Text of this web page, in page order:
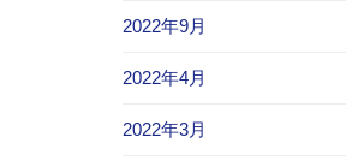
2022年9月
2022年4月
2022年3月